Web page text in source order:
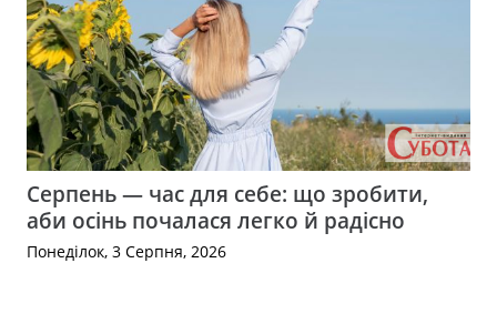
Серпень — час для себе: що зробити,
аби осінь почалася легко й радісно
Понеділок, 3 Серпня, 2026